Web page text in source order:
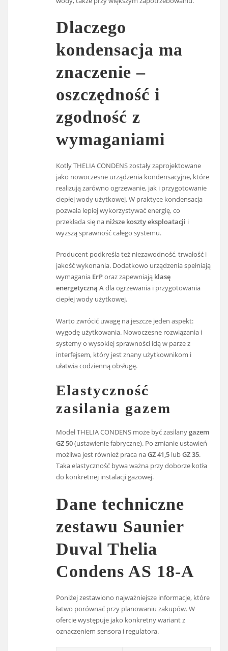
Dlaczego
kondensacja ma
znaczenie –
oszczędność i
zgodność z
wymaganiami
Kotły THELIA CONDENS zostały zaprojektowane
jako nowoczesne urządzenia kondensacyjne, które
realizują zarówno ogrzewanie, jak i przygotowanie
ciepłej wody użytkowej. W praktyce kondensacja
pozwala lepiej wykorzystywać energię, co
przekłada się na niższe koszty eksploatacji i
wyższą sprawność całego systemu.
Producent podkreśla też niezawodność, trwałość i
jakość wykonania. Dodatkowo urządzenia spełniają
wymagania ErPoraz zapewniają klasę
energetyczną Adla ogrzewania i przygotowania
ciepłej wody użytkowej.
Warto zwrócić uwagę na jeszcze jeden aspekt:
wygodę użytkowania. Nowoczesne rozwiązania i
systemy o wysokiej sprawności idą w parze z
interfejsem, który jest znany użytkownikom i
ułatwia codzienną obsługę.
Elastyczność
zasilania gazem
Model THELIA CONDENS może być zasilanygazem
GZ 50(ustawienie fabryczne). Po zmianie ustawień
możliwa jest również praca naGZ 41,5 lubGZ 35.
Taka elastyczność bywa ważna przy doborze kotła
do konkretnej instalacji gazowej.
Dane techniczne
zestawu Saunier
Duval Thelia
Condens AS 18-A
Poniżej zestawiono najważniejsze informacje, które
łatwo porównać przy planowaniu zakupów. W
ofercie występuje jako konkretny wariant z
oznaczeniem sensora i regulatora.